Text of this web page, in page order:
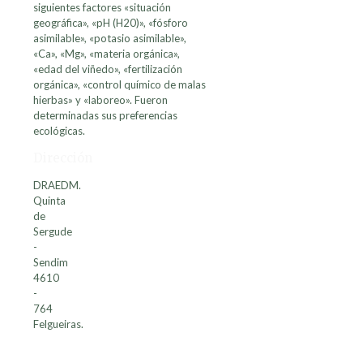
siguientes factores «situación
geográfica», «pH (H20)», «fósforo
asimilable», «potasio asimilable»,
«Ca», «Mg», «materia orgánica»,
«edad del viñedo», «fertilización
orgánica», «control químico de malas
hierbas» y «laboreo». Fueron
determinadas sus preferencias
ecológicas.
DRAEDM.
Quinta
de
Sergude
-
Sendim
4610
-
764
Felgueiras.